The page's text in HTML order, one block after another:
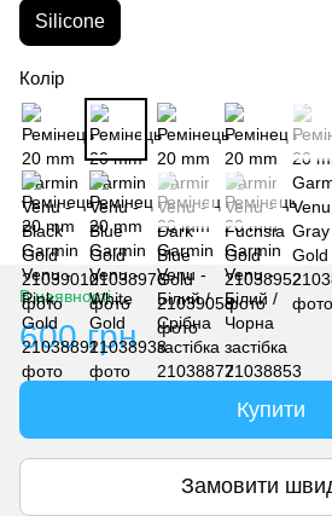
Silicone
Колір
В наявності
600 грн
Купити
Замовити